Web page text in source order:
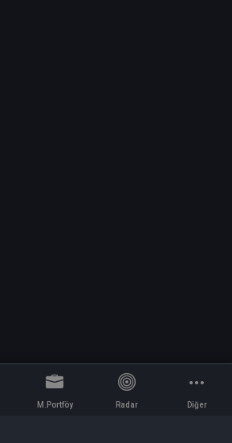
M.Portföy Radar Diğer